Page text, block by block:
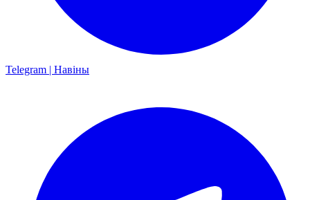
Telegram | Навіны